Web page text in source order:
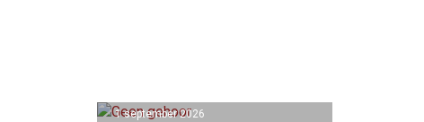
1 september 2026